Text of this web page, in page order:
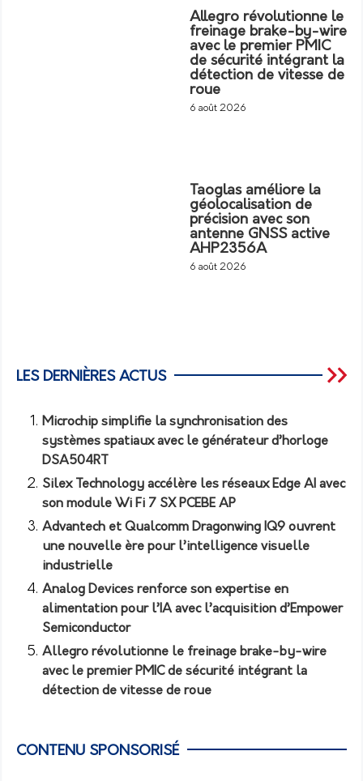
Allegro révolutionne le
freinage brake-by-wire
avec le premier PMIC
de sécurité intégrant la
détection de vitesse de
roue
6 août 2026
Taoglas améliore la
géolocalisation de
précision avec son
antenne GNSS active
AHP2356A
6 août 2026
LES DERNIÈRES ACTUS
Microchip simplifie la synchronisation des
systèmes spatiaux avec le générateur d’horloge
DSA504RT
Silex Technology accélère les réseaux Edge AI avec
son module Wi Fi 7 SX PCEBE AP
Advantech et Qualcomm Dragonwing IQ9 ouvrent
une nouvelle ère pour l’intelligence visuelle
industrielle
Analog Devices renforce son expertise en
alimentation pour l’IA avec l’acquisition d’Empower
Semiconductor
Allegro révolutionne le freinage brake-by-wire
avec le premier PMIC de sécurité intégrant la
détection de vitesse de roue
CONTENU SPONSORISÉ